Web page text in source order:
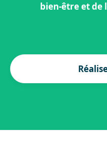
bien-être et de